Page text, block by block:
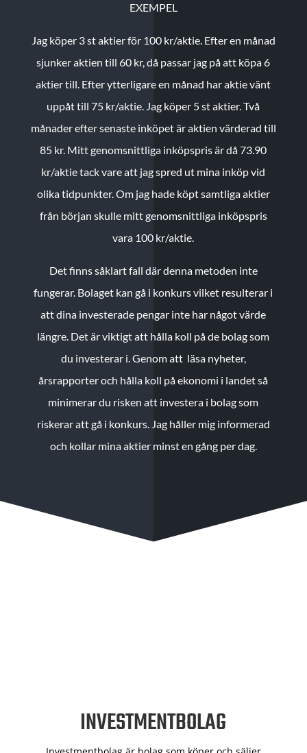
EXEMPEL
Jag köper 3 st aktier för 100 kr/aktie. Efter en månad
sjunker aktien till 60 kr, då passar jag på att köpa 6
aktier till. Efter ytterligare en månad har aktie vänt
uppåt till 75 kr/aktie. Jag köper 5 st aktier.Två
månader efter senaste inköpet är aktien värderad till
85 kr. Mitt genomsnittliga inköpspris är då 73.90
kr/aktie tack vare att jag spred ut mina inköp vid
olika tidpunkter. Om jag hade köpt samtliga aktier
från början skulle mitt genomsnittliga inköpspris
vara 100 kr/aktie.
Det finns såklart fall där denna metoden inte
fungerar. Bolaget kan gå i konkurs vilket resulterar i
att dina investerade pengar inte har något värde
längre. Det är viktigt att hålla koll på de bolag som
du investerar i. Genom att läsa nyheter,
årsrapporter och hålla koll på ekonomi i landet så
minimerar du risken att investera i bolag som
riskerar att gå i konkurs. Jag håller mig informerad
och kollar mina aktier minst en gång per dag.
INVESTMENTBOLAG